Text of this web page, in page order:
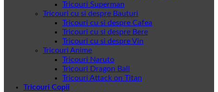
Tricouri Superman
Tricouri cu si despre Bauturi
Tricouri cu si despre Cafea
Tricouri cu si despre Bere
Tricouri cu si despre Vin
Tricouri Anime
Tricouri Naruto
Tricouri Dragon Ball
Tricouri Attack on Titan
Tricouri Copii